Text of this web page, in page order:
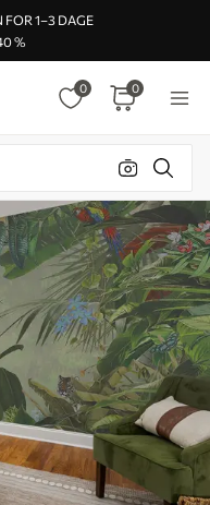
FOR 1–3 DAGE
%
0 0